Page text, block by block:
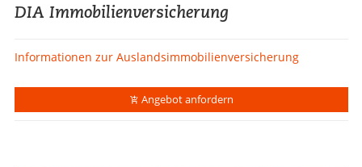
DIA Immobilienversicherung
Informationen zur Auslandsimmobilienversicherung
Angebot anfordern